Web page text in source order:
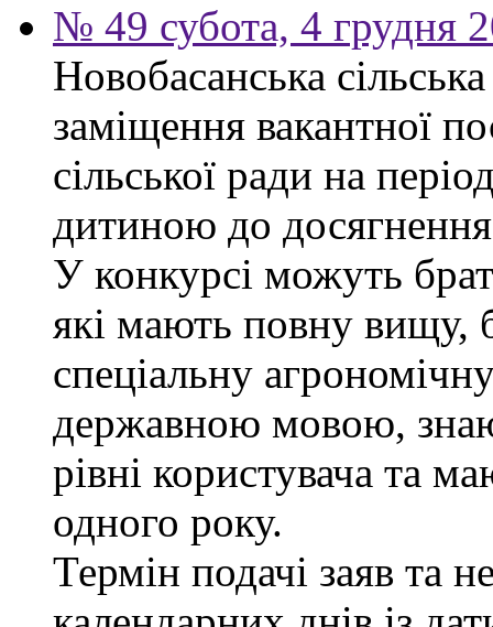
№ 49 субота, 4 грудня
Новобасанська
заміщення вакантної
сільської ради на
дитиною до досягнення
У конкурсі можуть
які мають повну вищу,
спеціальну
державною мовою,
рівні користувача та
одного року.
Термін подачі заяв та